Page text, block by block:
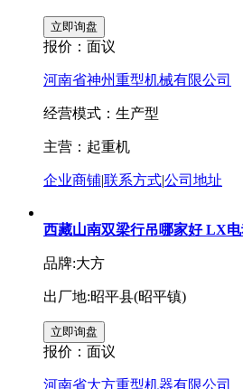
报价： 面议
河南省神州重型机械有限公司
经营模式：生产型
主营：起重机
企业商铺|联系方式|公司地址
西藏山南双梁行吊哪家好 LX
品牌:大方
出厂地:昭平县(昭平镇)
报价： 面议
河南省大方重型机器有限公司